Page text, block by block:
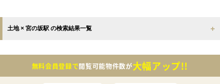
土地 × 宮の坂駅 の検索結果一覧
無料会員登録で閲覧可能物件数が大幅アップ!!